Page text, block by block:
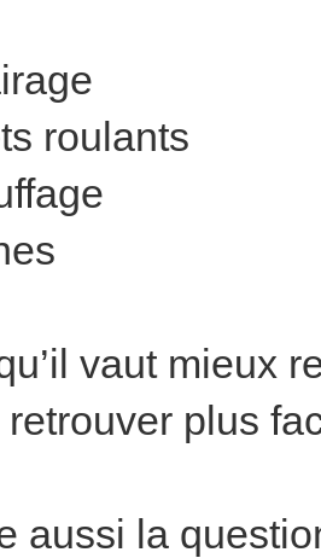
roulants
vaut mieux
plus
aussi la